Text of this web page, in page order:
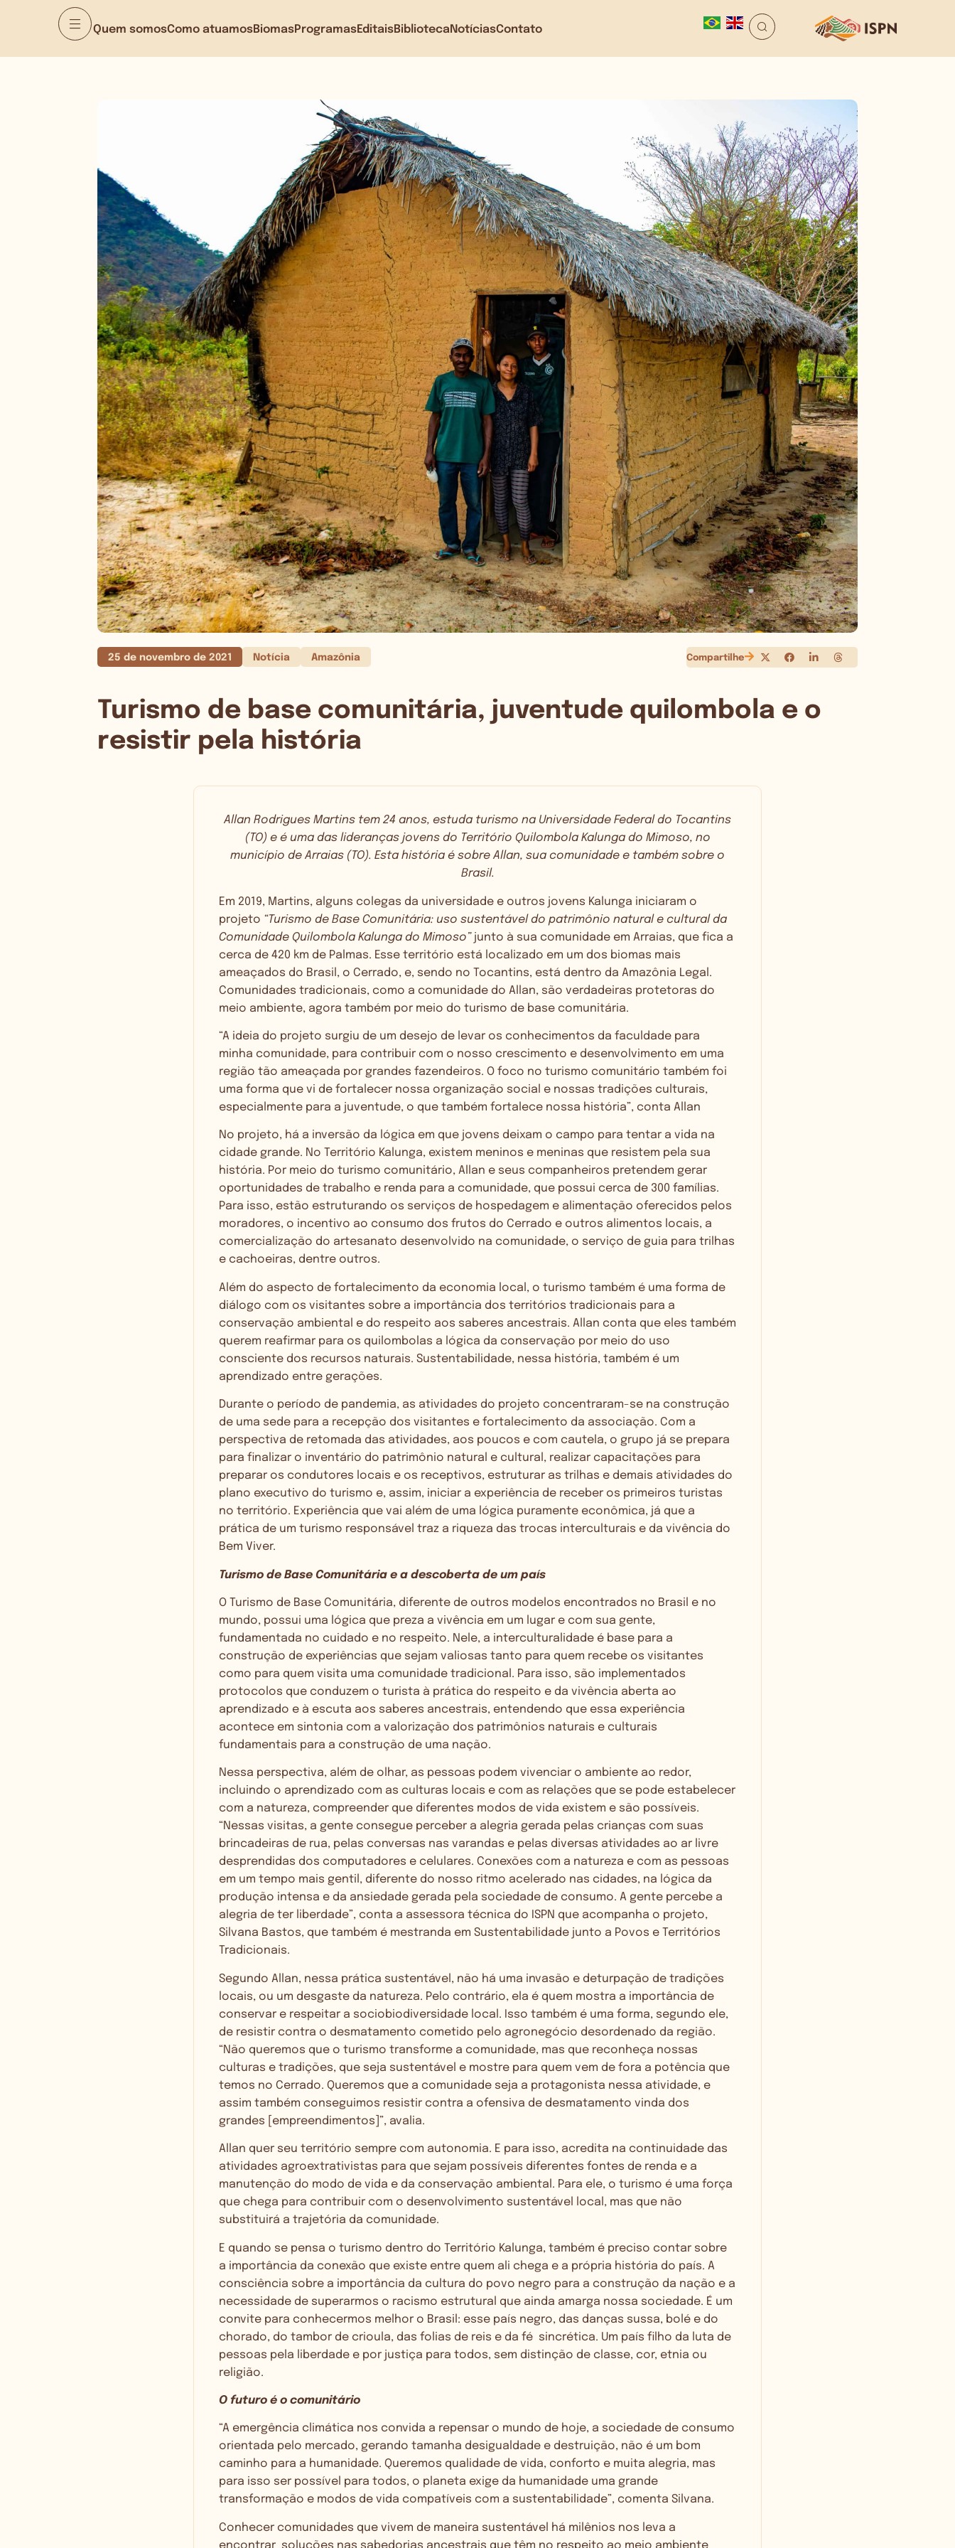
Quem somosComo atuamosBiomasProgramasEditaisBibliotecaNotíciasContato
25 de novembro de 2021 Notícia Amazônia Compartilhe
Turismo de base comunitária, juventude quilombola e o
resistir pela história
Allan Rodrigues Martins tem 24 anos, estuda turismo na Universidade Federal do Tocantins
(TO) e é uma das lideranças jovens do Território Quilombola Kalunga do Mimoso, no
município de Arraias (TO). Esta história é sobre Allan, sua comunidade e também sobre o
Brasil.
Em 2019, Martins, alguns colegas da universidade e outros jovens Kalunga iniciaram o
projeto “Turismo de Base Comunitária: uso sustentável do patrimônio natural e cultural da
Comunidade Quilombola Kalunga do Mimoso”junto à sua comunidade em Arraias, que fica a
cerca de 420 km de Palmas. Esse território está localizado em um dos biomas mais
ameaçados do Brasil, o Cerrado, e, sendo no Tocantins, está dentro da Amazônia Legal.
Comunidades tradicionais, como a comunidade do Allan, são verdadeiras protetoras do
meio ambiente, agora também por meio do turismo de base comunitária.
“A ideia do projeto surgiu de um desejo de levar os conhecimentos da faculdade para
minha comunidade, para contribuir com o nosso crescimento e desenvolvimento em uma
região tão ameaçada por grandes fazendeiros. O foco no turismo comunitário também foi
uma forma que vi de fortalecer nossa organização social e nossas tradições culturais,
especialmente para a juventude, o que também fortalece nossa história”, conta Allan
No projeto, há a inversão da lógica em que jovens deixam o campo para tentar a vida na
cidade grande. No Território Kalunga, existem meninos e meninas que resistem pela sua
história. Por meio do turismo comunitário, Allan e seus companheiros pretendem gerar
oportunidades de trabalho e renda para a comunidade, que possui cerca de 300 famílias.
Para isso, estão estruturando os serviços de hospedagem e alimentação oferecidos pelos
moradores, o incentivo ao consumo dos frutos do Cerrado e outros alimentos locais, a
comercialização do artesanato desenvolvido na comunidade, o serviço de guia para trilhas
e cachoeiras, dentre outros.
Além do aspecto de fortalecimento da economia local, o turismo também é uma forma de
diálogo com os visitantes sobre a importância dos territórios tradicionais para a
conservação ambiental e do respeito aos saberes ancestrais. Allan conta que eles também
querem reafirmar para os quilombolas a lógica da conservação por meio do uso
consciente dos recursos naturais. Sustentabilidade, nessa história, também é um
aprendizado entre gerações.
Durante o período de pandemia, as atividades do projeto concentraram-se na construção
de uma sede para a recepção dos visitantes e fortalecimento da associação. Com a
perspectiva de retomada das atividades, aos poucos e com cautela, o grupo já se prepara
para finalizar o inventário do patrimônio natural e cultural, realizar capacitações para
preparar os condutores locais e os receptivos, estruturar as trilhas e demais atividades do
plano executivo do turismo e, assim, iniciar a experiência de receber os primeiros turistas
no território. Experiência que vai além de uma lógica puramente econômica, já que a
prática de um turismo responsável traz a riqueza das trocas interculturais e da vivência do
Bem Viver.
Turismo de Base Comunitária e a descoberta de um país
O Turismo de Base Comunitária, diferente de outros modelos encontrados no Brasil e no
mundo, possui uma lógica que preza a vivência em um lugar e com sua gente,
fundamentada no cuidado e no respeito. Nele, a interculturalidade é base para a
construção de experiências que sejam valiosas tanto para quem recebe os visitantes
como para quem visita uma comunidade tradicional. Para isso, são implementados
protocolos que conduzem o turista à prática do respeito e da vivência aberta ao
aprendizado e à escuta aos saberes ancestrais, entendendo que essa experiência
acontece em sintonia com a valorização dos patrimônios naturais e culturais
fundamentais para a construção de uma nação.
Nessa perspectiva, além de olhar, as pessoas podem vivenciar o ambiente ao redor,
incluindo o aprendizado com as culturas locais e com as relações que se pode estabelecer
com a natureza, compreender que diferentes modos de vida existem e são possíveis.
“Nessas visitas, a gente consegue perceber a alegria gerada pelas crianças com suas
brincadeiras de rua, pelas conversas nas varandas e pelas diversas atividades ao ar livre
desprendidas dos computadores e celulares. Conexões com a natureza e com as pessoas
em um tempo mais gentil, diferente do nosso ritmo acelerado nas cidades, na lógica da
produção intensa e da ansiedade gerada pela sociedade de consumo. A gente percebe a
alegria de ter liberdade”, conta a assessora técnica do ISPN que acompanha o projeto,
Silvana Bastos, que também é mestranda em Sustentabilidade junto a Povos e Territórios
Tradicionais.
Segundo Allan, nessa prática sustentável, não há uma invasão e deturpação de tradições
locais, ou um desgaste da natureza. Pelo contrário, ela é quem mostra a importância de
conservar e respeitar a sociobiodiversidade local. Isso também é uma forma, segundo ele,
de resistir contra o desmatamento cometido pelo agronegócio desordenado da região.
“Não queremos que o turismo transforme a comunidade, mas que reconheça nossas
culturas e tradições, que seja sustentável e mostre para quem vem de fora a potência que
temos no Cerrado. Queremos que a comunidade seja a protagonista nessa atividade, e
assim também conseguimos resistir contra a ofensiva de desmatamento vinda dos
grandes [empreendimentos]”, avalia.
Allan quer seu território sempre com autonomia. E para isso, acredita na continuidade das
atividades agroextrativistas para que sejam possíveis diferentes fontes de renda e a
manutenção do modo de vida e da conservação ambiental. Para ele, o turismo é uma força
que chega para contribuir com o desenvolvimento sustentável local, mas que não
substituirá a trajetória da comunidade.
E quando se pensa o turismo dentro do Território Kalunga, também é preciso contar sobre
a importância da conexão que existe entre quem ali chega e a própria história do país. A
consciência sobre a importância da cultura do povo negro para a construção da nação e a
necessidade de superarmos o racismo estrutural que ainda amarga nossa sociedade. É um
convite para conhecermos melhor o Brasil: esse país negro, das danças sussa, bolé e do
chorado, do tambor de crioula, das folias de reis e da fé sincrética. Um país filho da luta de
pessoas pela liberdade e por justiça para todos, sem distinção de classe, cor, etnia ou
religião.
O futuro é o comunitário
“A emergência climática nos convida a repensar o mundo de hoje, a sociedade de consumo
orientada pelo mercado, gerando tamanha desigualdade e destruição, não é um bom
caminho para a humanidade. Queremos qualidade de vida, conforto e muita alegria, mas
para isso ser possível para todos, o planeta exige da humanidade uma grande
transformação e modos de vida compatíveis com a sustentabilidade”, comenta Silvana.
Conhecer comunidades que vivem de maneira sustentável há milênios nos leva a
encontrar soluções nas sabedorias ancestrais que têm no respeito ao meio ambiente